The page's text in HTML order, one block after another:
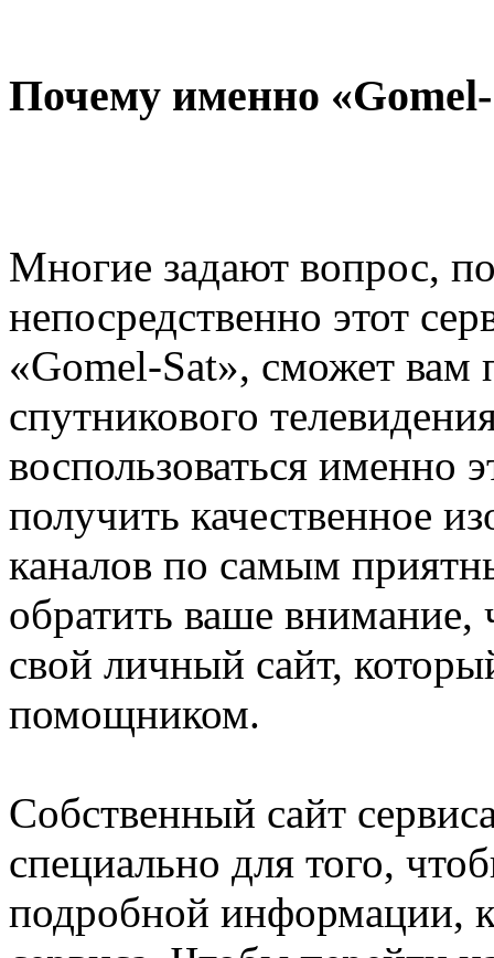
Почему именно
Многие задают вопрос,
непосредственно этот
«Gomel-Sat», сможет вам
спутникового
воспользоваться именно
получить качественное
каналов по самым
обратить ваше внимание,
свой личный сайт,
помощником.
Собственный сайт
специально для того,
подробной информации,